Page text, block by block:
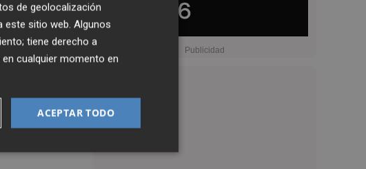
de geolocalización
este sitio web. Algunos
tiene derecho a
cualquier momento en
ACEPTAR TODO